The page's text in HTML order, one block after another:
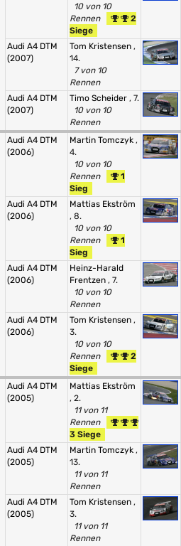
10 von 10
Rennen
2
Siege
Audi A4 DTM
(2007)
Tom Kristensen ,
14.
7 von 10
Rennen
Audi A4 DTM
(2007)
Timo Scheider , 7.
10 von 10
Rennen
Audi A4 DTM
(2006)
Martin Tomczyk ,
4.
10 von 10
Rennen
1
Sieg
Audi A4 DTM
(2006)
Mattias Ekström
, 8.
10 von 10
Rennen
1
Sieg
Audi A4 DTM
(2006)
Heinz-Harald
Frentzen , 7.
10 von 10
Rennen
Audi A4 DTM
(2006)
Tom Kristensen ,
3.
10 von 10
Rennen
2
Siege
Audi A4 DTM
(2005)
Mattias Ekström
, 2.
11 von 11
Rennen
3 Siege
Audi A4 DTM
(2005)
Martin Tomczyk ,
13.
11 von 11
Rennen
Audi A4 DTM
(2005)
Tom Kristensen ,
3.
11 von 11
Rennen